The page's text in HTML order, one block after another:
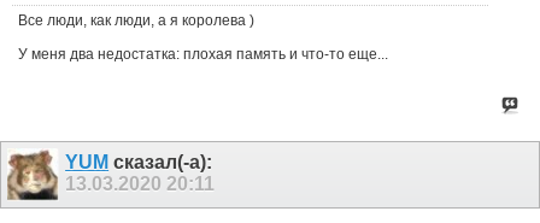
Все люди, как люди, а я королева )
У меня два недостатка: плохая память и что-то еще...
YUM сказал(-а):
13.03.202020:11